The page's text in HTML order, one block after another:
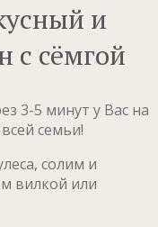
и
с сёмгой
3-5 минут у Вас на
семьи!
солим и
вилкой или